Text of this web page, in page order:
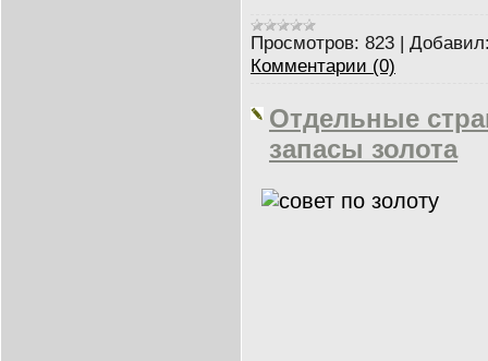
Просмотров: 823 |
Комментарии (0)
Отдельные
запасы золота